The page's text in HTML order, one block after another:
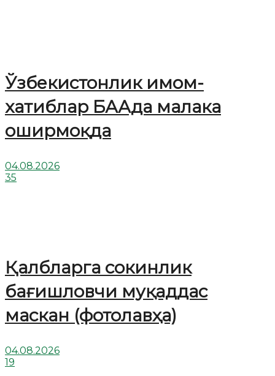
Ўзбекистонлик имом-
хатиблар БААда малака
оширмоқда
04.08.2026
35
Қалбларга сокинлик
бағишловчи муқаддас
маскан (фотолавҳа)
04.08.2026
19